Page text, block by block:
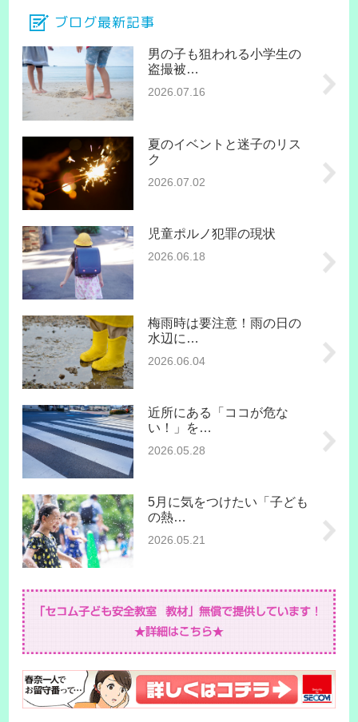
ブログ最新記事
男の子も狙われる小学生の
盗撮被…
2026.07.16
夏のイベントと迷子のリス
ク
2026.07.02
児童ポルノ犯罪の現状
2026.06.18
梅雨時は要注意！雨の日の
水辺に…
2026.06.04
近所にある「ココが危な
い！」を…
2026.05.28
5月に気をつけたい「子ども
の熱…
2026.05.21